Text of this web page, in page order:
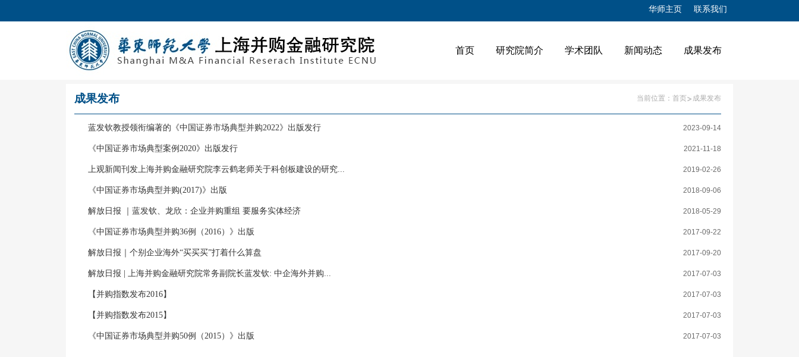
华师主页 联系我们
首页 研究院简介 学术团队 新闻动态 成果发布
成果发布 当前位置： 首页 成果发布
蓝发钦教授领衔编著的《中国证券市场典型并购2022》出版发行 2023-09-14
《中国证券市场典型案例2020》出版发行 2021-11-18
上观新闻刊发上海并购金融研究院李云鹤老师关于科创板建设的研究... 2019-02-26
《中国证券市场典型并购(2017)》出版 2018-09-06
解放日报 ｜蓝发钦、龙欣：企业并购重组 要服务实体经济 2018-05-29
《中国证券市场典型并购36例（2016）》出版 2017-09-22
解放日报｜个别企业海外“买买买”打着什么算盘 2017-09-20
解放日报 | 上海并购金融研究院常务副院长蓝发钦: 中企海外并购... 2017-07-03
【并购指数发布2016】 2017-07-03
【并购指数发布2015】 2017-07-03
《中国证券市场典型并购50例（2015）》出版 2017-07-03